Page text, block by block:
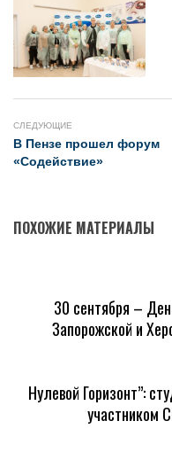
СЛЕДУЮЩИЕ
В Пензе прошел форум
«Содействие»
ПОХОЖИЕ МАТЕРИАЛЫ
30 сентября –
Запорожской и
Нулевой Горизонт”:
участником